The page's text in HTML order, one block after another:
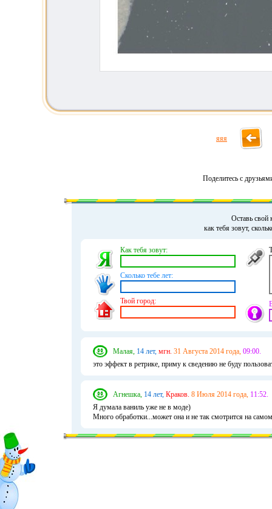
яяя
Поделитесь с
Оставь свой
как тебя зовут,
Как тебя зовут:
Сколько тебе лет:
Твой город:
Малая, 14 лет, мгн. 31 Августа 2014 года, 09:00.
это эффект в ретрике, приму к сведению не буду
Агнешка, 14 лет, Краков. 8 Июля 2014 года, 11:52.
Я думала ваниль уже не в моде)
Много обработки...может она и не так смотрится на